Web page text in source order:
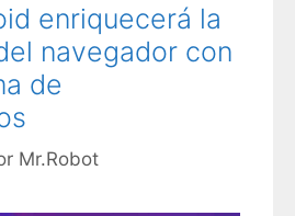
enriquecerá la
navegador con
de
Mr.Robot